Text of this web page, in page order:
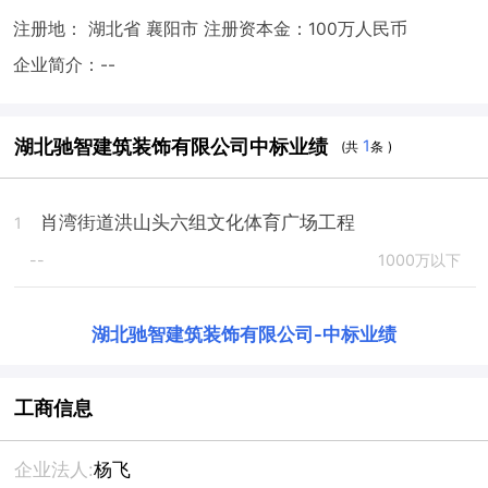
注册地： 湖北省 襄阳市 注册资本金：100万人民币
企业简介：--
湖北驰智建筑装饰有限公司中标业绩 (共 1条 )
1 肖湾街道洪山头六组文化体育广场工程
-- 1000万以下
湖北驰智建筑装饰有限公司 -中标业绩
工商信息
企业法人:杨飞